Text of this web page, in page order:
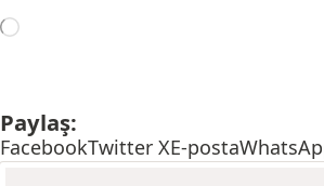
Paylaş:
FacebookTwitter XE-posta